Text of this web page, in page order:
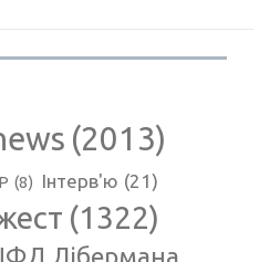
(2013)
(8) Інтерв'ю (21)
(1322)
Лібермана